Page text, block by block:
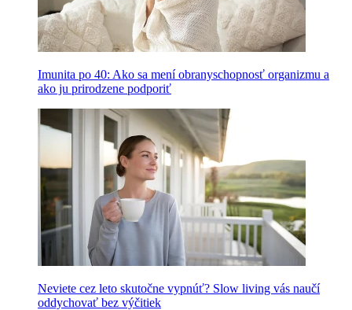
Imunita po 40: Ako sa mení obranyschopnosť organizmu a
ako ju prirodzene podporiť
Neviete cez leto skutočne vypnúť? Slow living vás naučí
oddychovať bez výčitiek